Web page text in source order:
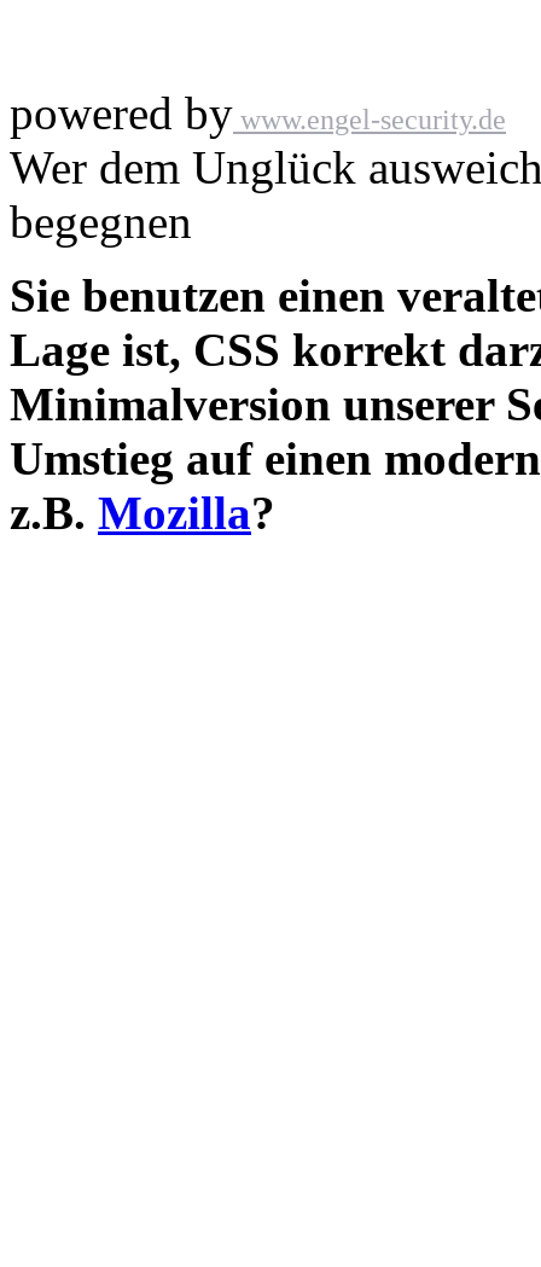
powered by www.engel-security.de
Wer dem Unglück
begegnen
Sie benutzen einen
Lage ist, CSS korrekt
Minimalversion unserer
Umstieg auf einen
z.B. Mozilla?